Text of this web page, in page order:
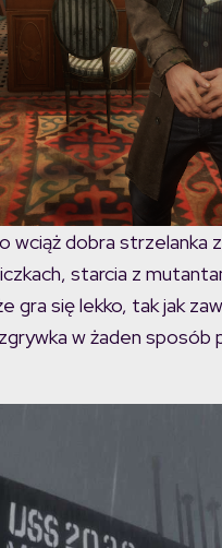
wciąż dobra strzelanka
starcia z
się lekko, tak jak
w żaden